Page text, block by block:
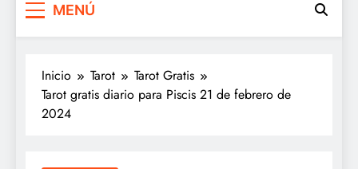
MENÚ
Inicio Tarot
Tarot Gratis
Tarot gratis diario para Piscis 21 de febrero de
2024